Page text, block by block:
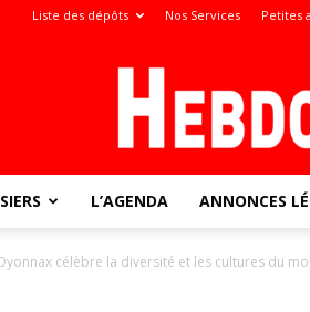
Liste des dépôts Nos Services Petites
L’AGENDA ANNONCES
célèbre la diversité et les cultures du